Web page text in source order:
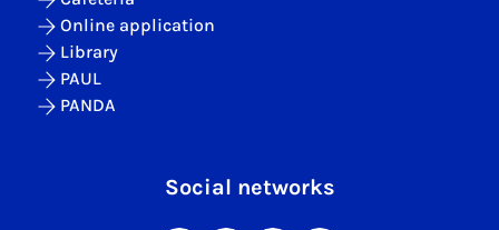
Online application
Library
PAUL
PANDA
Social networks